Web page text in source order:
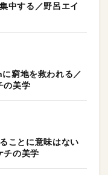
中する／野呂エイ
窮地を救われる／
の美学
ことに意味はない
チの美学